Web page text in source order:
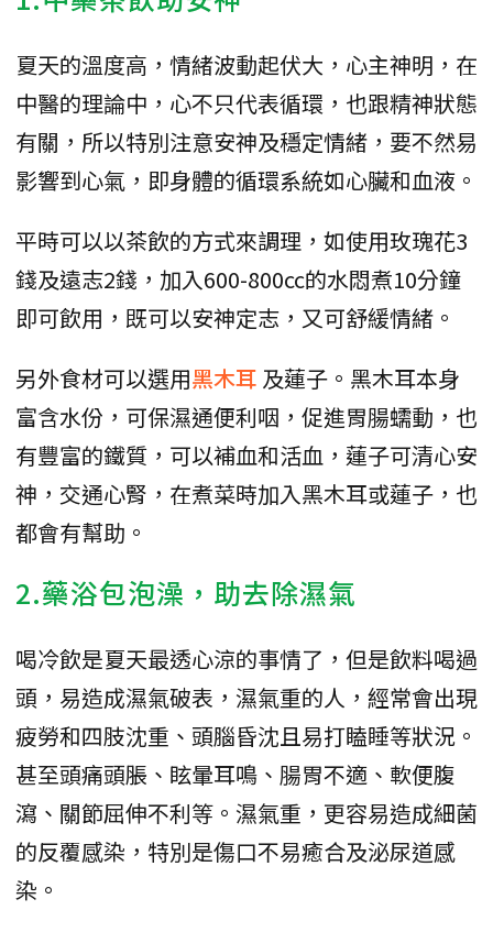
夏天的溫度高，情緒波動起伏大，心主神明，在
中醫的理論中，心不只代表循環，也跟精神狀態
有關，所以特別注意安神及穩定情緒，要不然易
影響到心氣，即身體的循環系統如心臟和血液。
平時可以以茶飲的方式來調理，如使用玫瑰花3
錢及遠志2錢，加入600-800cc的水悶煮10分鐘
即可飲用，既可以安神定志，又可舒緩情緒。
另外食材可以選用黑木耳 及蓮子。黑木耳本身
富含水份，可保濕通便利咽，促進胃腸蠕動，也
有豐富的鐵質，可以補血和活血，蓮子可清心安
神，交通心腎，在煮菜時加入黑木耳或蓮子，也
都會有幫助。
2.藥浴包泡澡，助去除濕氣
喝冷飲是夏天最透心涼的事情了，但是飲料喝過
頭，易造成濕氣破表，濕氣重的人，經常會出現
疲勞和四肢沈重、頭腦昏沈且易打瞌睡等狀況。
甚至頭痛頭脹、眩暈耳鳴、腸胃不適、軟便腹
瀉、關節屈伸不利等。濕氣重，更容易造成細菌
的反覆感染，特別是傷口不易癒合及泌尿道感
染。